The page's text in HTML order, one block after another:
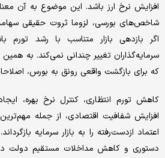
افزایش نرخ ارز باشد. این موضوع به آن
شاخص‌های بورسی، لزوما ثروت حقیقی
اگر بازدهی بازار متناسب با رشد
سرمایه‌گذاران تغییر چندانی نمی‌کند. به همین
که برای بازگشت واقعی رونق به بورس،
کاهش تورم انتظاری، کنترل نرخ بهره،
افزایش شفافیت اقتصادی، از جمله
اعتماد ازدست‌رفته را به بازار سرمایه
دستوری و کاهش مداخلات مستقیم دولت